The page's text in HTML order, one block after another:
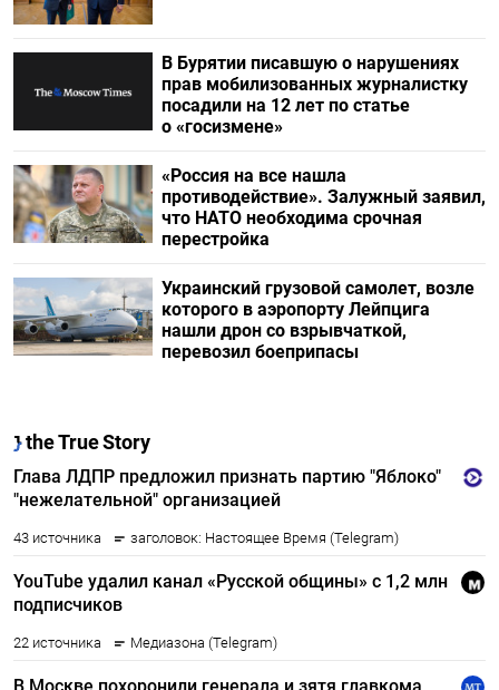
В Бурятии писавшую о нарушениях
прав мобилизованных журналистку
посадили на 12 лет по статье
о «госизмене»
«Россия на все нашла
противодействие». Залужный заявил,
что НАТО необходима срочная
перестройка
Украинский грузовой самолет, возле
которого в аэропорту Лейпцига
нашли дрон со взрывчаткой,
перевозил боеприпасы